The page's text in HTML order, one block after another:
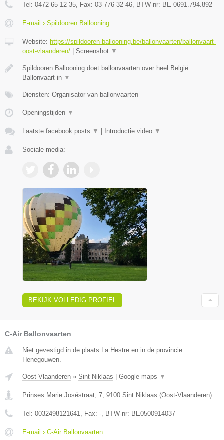
Tel: 0472 65 12 35 , Fax: 03 776 32 46 , BTW-nr: BE 0691.794.892
E-mail › Spildooren Ballooning
Website: https://spildooren-ballooning.be/ballonvaarten/ballonvaart-
oost-vlaanderen/ | Screenshot ▼
Spildooren Ballooning doet ballonvaarten over heel België.
Ballonvaart in ▼
Diensten: Organisator van ballonvaarten
Openingstijden ▼
Laatste facebook posts ▼ | Introductie video ▼
Sociale media:
BEKIJK VOLLEDIG PROFIEL
C-Air Ballonvaarten
Niet gevestigd in de plaats La Hestre en in de provincie
Henegouwen.
Oost-Vlaanderen » Sint Niklaas Google maps ▼
Prinses Marie Joséstraat, 7, 9100 Sint Niklaas (Oost-Vlaanderen)
Tel: 0032498121641, Fax: -, BTW-nr: BE0500914037
E-mail › C-Air Ballonvaarten